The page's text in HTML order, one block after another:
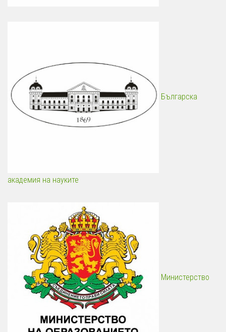
Българска
академия на науките
Министерство